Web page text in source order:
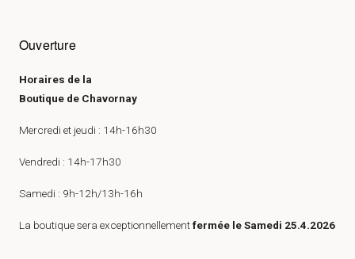
Ouverture
Horaires de la
Boutique de Chavornay
Mercredi et jeudi : 14h-16h30
Vendredi : 14h-17h30
Samedi : 9h-12h/13h-16h
La boutique sera exceptionnellementfermée le Samedi 25.4.2026